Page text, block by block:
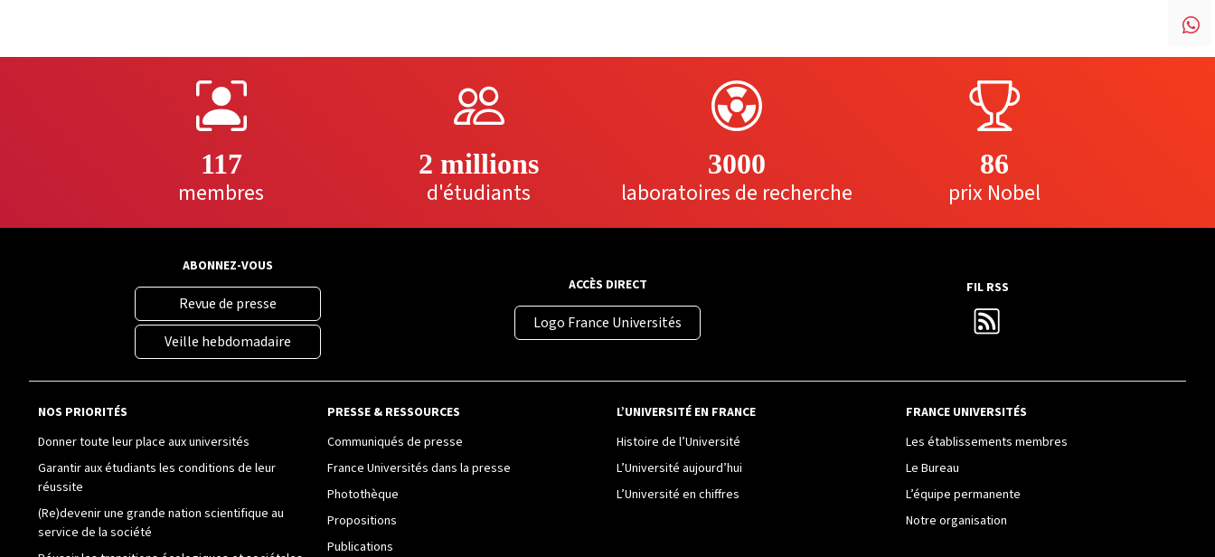
117
membres
2 millions
d'étudiants
3000
laboratoires de recherche
86
prix Nobel
ABONNEZ-VOUS
Revue de presse
Veille hebdomadaire
ACCÈS DIRECT
Logo France Universités
FIL RSS
NOS PRIORITÉS
Donner toute leur place aux universités
Garantir aux étudiants les conditions de leur
réussite
(Re)devenir une grande nation scientifique au
service de la société
PRESSE & RESSOURCES
Communiqués de presse
France Universités dans la presse
Photothèque
Propositions
Publications
L’UNIVERSITÉ EN FRANCE
Histoire de l’Université
L’Université aujourd’hui
L’Université en chiffres
FRANCE UNIVERSITÉS
Les établissements membres
Le Bureau
L’équipe permanente
Notre organisation